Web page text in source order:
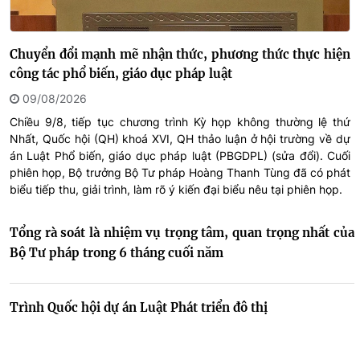
Tổng rà soát là nhiệm vụ trọng tâm, quan trọng nhất của
Bộ Tư pháp trong 6 tháng cuối năm
Trình Quốc hội dự án Luật Phát triển đô thị
Chuyển đổi mạnh mẽ nhận thức, phương thức thực hiện
công tác phổ biến, giáo dục pháp luật
09/08/2026
Chiều 9/8, tiếp tục chương trình Kỳ họp không thường lệ thứ
Nhất, Quốc hội (QH) khoá XVI, QH thảo luận ở hội trường về dự
án Luật Phổ biến, giáo dục pháp luật (PBGDPL) (sửa đổi). Cuối
phiên họp, Bộ trưởng Bộ Tư pháp Hoàng Thanh Tùng đã có phát
biểu tiếp thu, giải trình, làm rõ ý kiến đại biểu nêu tại phiên họp.